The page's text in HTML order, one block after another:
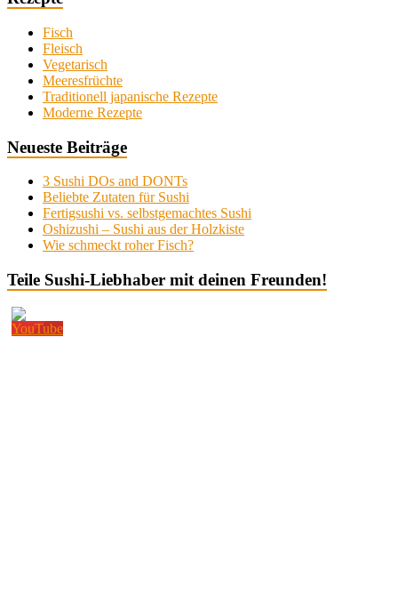
Fisch
Fleisch
Vegetarisch
Meeresfrüchte
Traditionell japanische Rezepte
Moderne Rezepte
Neueste Beiträge
3 Sushi DOs and DONTs
Beliebte Zutaten für Sushi
Fertigsushi vs. selbstgemachtes Sushi
Oshizushi – Sushi aus der Holzkiste
Wie schmeckt roher Fisch?
Teile Sushi-Liebhaber mit deinen Freunden!